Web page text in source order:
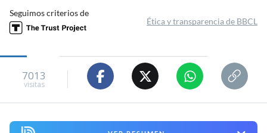
Seguimos criterios de
Ética y transparencia de BBCL
7013
visitas